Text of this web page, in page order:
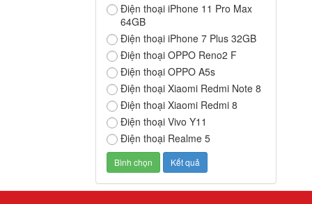
Điện thoại iPhone 11 Pro Max
64GB
Điện thoại iPhone 7 Plus 32GB
Điện thoại OPPO Reno2 F
Điện thoại OPPO A5s
Điện thoại Xiaomi Redmi Note 8
Điện thoại Xiaomi Redmi 8
Điện thoại Vivo Y11
Điện thoại Realme 5